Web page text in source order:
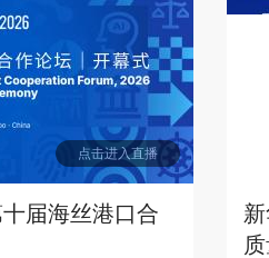
点击进入直播
届海丝港口合